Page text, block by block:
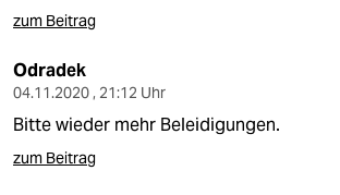
zum Beitrag
Odradek
04.11.2020 , 21:12 Uhr
Bitte wieder mehr Beleidigungen.
zum Beitrag